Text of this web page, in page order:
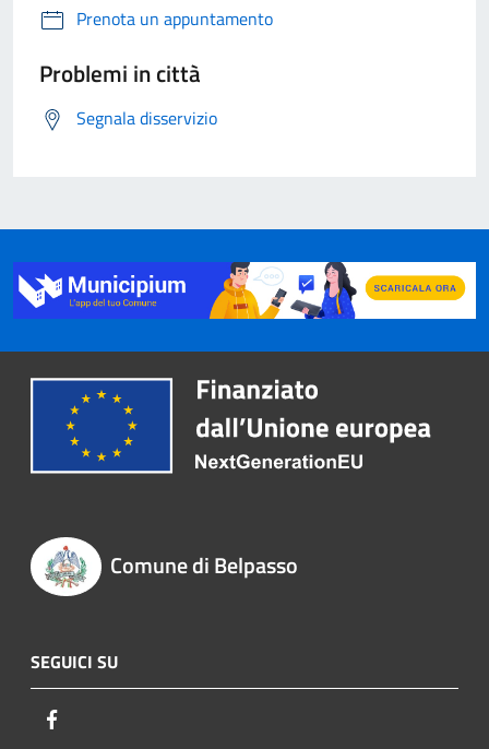
Prenota un appuntamento
Problemi in città
Segnala disservizio
Comune di Belpasso
SEGUICI SU